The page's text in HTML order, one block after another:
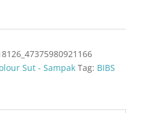
Sut - Sampak Tag: BIBS